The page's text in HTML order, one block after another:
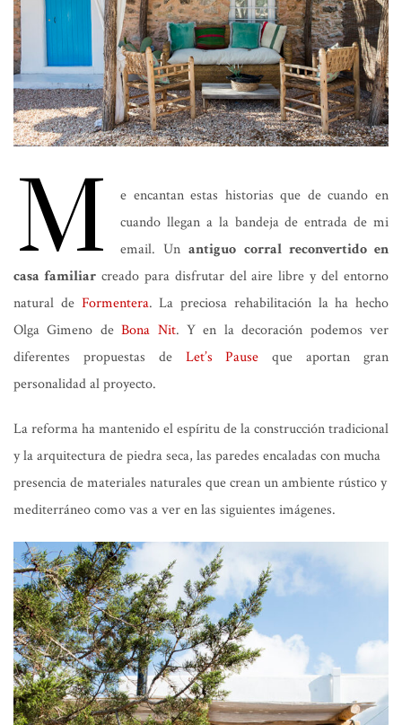
M
e encantan estas historias que de cuando en
cuando llegan a la bandeja de entrada de mi
email. Unantiguo corral reconvertido en
casa familiarcreado para disfrutar del aire libre y del entorno
natural de Formentera. La preciosa rehabilitación la ha hecho
Olga Gimeno deBona Nit. Y en la decoración podemos ver
diferentes propuestas de Let’s Pause que aportan gran
personalidad al proyecto.
La reforma ha mantenido el espíritu de la construcción tradicional
y la arquitectura de piedra seca, las paredes encaladas con mucha
presencia de materiales naturales que crean un ambiente rústico y
mediterráneo como vas a ver en las siguientes imágenes.